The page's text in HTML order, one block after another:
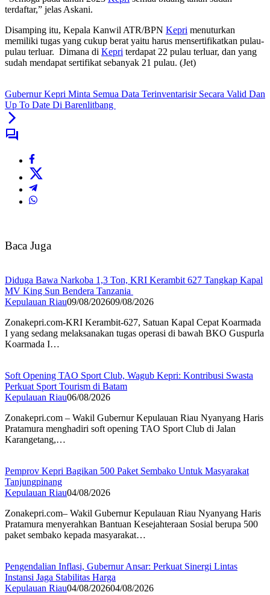
terdaftar,” jelas Askani.
Disamping itu, Kepala Kanwil ATR/BPN Kepri menuturkan
memiliki tugas yang cukup berat yaitu harus mensertifikatkan pulau-
pulau terluar. Dimana di Kepri terdapat 22 pulau terluar, dan yang
sudah mendapat sertifikat sebanyak 21 pulau. (Jet)
Gubernur Kepri Minta Semua Data Terinventarisir Secara Valid Dan
Up To Date Di Barenlitbang
Baca Juga
Diduga Bawa Narkoba 1,3 Ton, KRI Kerambit 627 Tangkap Kapal
MV King Sun Bendera Tanzania
Kepulauan Riau09/08/202609/08/2026
Zonakepri.com-KRI Kerambit-627, Satuan Kapal Cepat Koarmada
I yang sedang melaksanakan tugas operasi di bawah BKO Guspurla
Koarmada I…
Soft Opening TAO Sport Club, Wagub Kepri: Kontribusi Swasta
Perkuat Sport Tourism di Batam
Kepulauan Riau06/08/2026
Zonakepri.com – Wakil Gubernur Kepulauan Riau Nyanyang Haris
Pratamura menghadiri soft opening TAO Sport Club di Jalan
Karangetang,…
Pemprov Kepri Bagikan 500 Paket Sembako Untuk Masyarakat
Tanjungpinang
Kepulauan Riau04/08/2026
Zonakepri.com– Wakil Gubernur Kepulauan Riau Nyanyang Haris
Pratamura menyerahkan Bantuan Kesejahteraan Sosial berupa 500
paket sembako kepada masyarakat…
Pengendalian Inflasi, Gubernur Ansar: Perkuat Sinergi Lintas
Instansi Jaga Stabilitas Harga
Kepulauan Riau04/08/202604/08/2026